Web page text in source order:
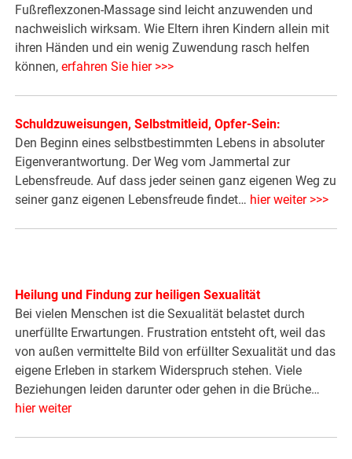
Fußreflexzonen-Massage sind leicht anzuwenden und
nachweislich wirksam. Wie Eltern ihren Kindern allein mit
ihren Händen und ein wenig Zuwendung rasch helfen
können,erfahren Sie hier >>>
Schuldzuweisungen, Selbstmitleid, Opfer-Sein:
Den Beginn eines selbstbestimmten Lebens in absoluter
Eigenverantwortung. Der Weg vom Jammertal zur
Lebensfreude. Auf dass jeder seinen ganz eigenen Weg zu
seiner ganz eigenen Lebensfreude findet… hier weiter >>>
Heilung und Findung zur heiligen Sexualität
Bei vielen Menschen ist die Sexualität belastet durch
unerfüllte Erwartungen. Frustration entsteht oft, weil das
von außen vermittelte Bild von erfüllter Sexualität und das
eigene Erleben in starkem Widerspruch stehen. Viele
Beziehungen leiden darunter oder gehen in die Brüche…
hier weiter